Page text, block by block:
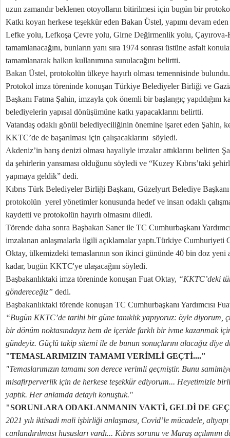
uzun zamandır beklenen otoyolların bitirilmesi için bugün bir
Katkı koyan herkese teşekkür eden Bakan Üstel, yapımı devam
Lefke yolu, Lefkoşa Çevre yolu, Girne Değirmenlik yolu,
tamamlanacağını, bunların yanı sıra 1974 sonrası üstüne asfalt
tamamlanarak halkın kullanımına sunulacağını belirtti.
Bakan Üstel, protokolün ülkeye hayırlı olması temennisinde bulundu.
Protokol imza töreninde konuşan Türkiye Belediyeler Birliği ve
Başkanı Fatma Şahin, imzayla çok önemli bir başlangıç yapıldığını
belediyelerin yapısal dönüşümüne katkı yapacaklarını belirtti.
Vatandaş odaklı gönül belediyeciliğinin önemine işaret eden Şahin,
KKTC’de de başarılması için çalışacaklarını söyledi.
Akdeniz’in barış denizi olması hayaliyle imzalar attıklarını belirten
da şehirlerin yansıması olduğunu söyledi ve “Kuzey Kıbrıs’taki
yapmaya geldik” dedi.
Kıbrıs Türk Belediyeler Birliği Başkanı, Güzelyurt Belediye
protokolün yerel yönetimler konusunda hedef ve insan odaklı
kaydetti ve protokolün hayırlı olmasını diledi.
Törende daha sonra Başbakan Saner ile TC Cumhurbaşkanı
imzalanan anlaşmalarla ilgili açıklamalar yaptı.Türkiye Cumhuriyeti
Oktay, ülkemizdeki temaslarının son ikinci gününde 40 bin doz yeni
kadar, bugün KKTC'ye ulaşacağını söyledi.
Başbakanlıktaki imza töreninde konuşan Fuat Oktay, “KKTC’deki
göndereceğiz” dedi.
Başbakanlıktaki törende konuşan TC Cumhurbaşkanı Yardımcısı
“Bugün KKTC’de tarihi bir güne tanıklık yapıyoruz: öyle diyorum,
bir dönüm noktasındayız hem de içeride farklı bir ivme kazanmak
gündeyiz. Güçlü takip sitemi ile de bunun sonuçlarını alacağız diye
"TEMASLARIMIZIN TAMAMI VERİMLİ GEÇTİ...."
"Temaslarımızın tamamı son derece verimli geçmiştir. Bunu
misafirperverlik için de herkese teşekkür ediyorum... Heyetimizle
yaptık. Her anlamda detaylı konuştuk."
"SORUNLARA ODAKLANMANIN VAKTİ, GELDİ DE
2021 yılı iktisadi mali işbirliği anlaşması, Covid’le mücadele,
canlandırılması hususları vardı... Kıbrıs sorunu ve Maraş